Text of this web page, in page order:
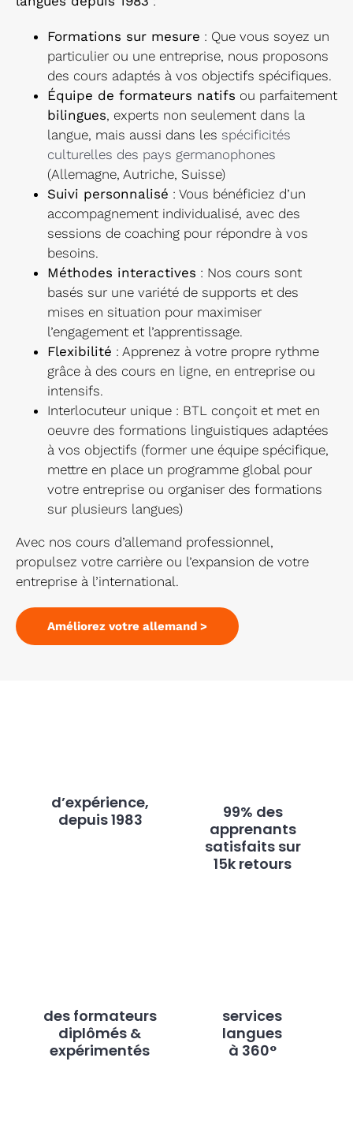
Formations sur mesure : Que vous soyez un
particulier ou une entreprise, nous proposons
des cours adaptés à vos objectifs spécifiques.
Équipe de formateurs natifs ou parfaitement
bilingues, experts non seulement dans la
langue, mais aussi dans les spécificités
culturelles des pays germanophones
(Allemagne, Autriche, Suisse)
Suivi personnalisé : Vous bénéficiez d’un
accompagnement individualisé, avec des
sessions de coaching pour répondre à vos
besoins.
Méthodes interactives : Nos cours sont
basés sur une variété de supports et des
mises en situation pour maximiser
l’engagement et l’apprentissage.
Flexibilité : Apprenez à votre propre rythme
grâce à des cours en ligne, en entreprise ou
intensifs.
Interlocuteur unique : BTL conçoit et met en
oeuvre des formations linguistiques adaptées
à vos objectifs (former une équipe spécifique,
mettre en place un programme global pour
votre entreprise ou organiser des formations
sur plusieurs langues)
Avec nos cours d’allemand professionnel,
propulsez votre carrière ou l’expansion de votre
entreprise à l’international.
Améliorez votre allemand >
d’expérience,
depuis 1983
99% des
apprenants
satisfaits sur
15k retours
des formateurs
diplômés &
expérimentés
services
langues
à 360°